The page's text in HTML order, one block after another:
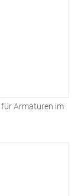
Armaturen im